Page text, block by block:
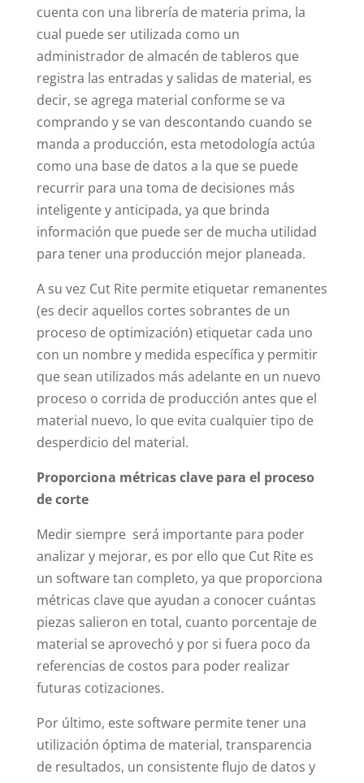
cuenta con una librería de materia prima, la
cual puede ser utilizada como un
administrador de almacén de tableros que
registra las entradas y salidas de material, es
decir, se agrega material conforme se va
comprando y se van descontando cuando se
manda a producción, esta metodología actúa
como una base de datos a la que se puede
recurrir para una toma de decisiones más
inteligente y anticipada, ya que brinda
información que puede ser de mucha utilidad
para tener una producción mejor planeada.
A su vez Cut Rite permite etiquetar remanentes
(es decir aquellos cortes sobrantes de un
proceso de optimización) etiquetar cada uno
con un nombre y medida específica y permitir
que sean utilizados más adelante en un nuevo
proceso o corrida de producción antes que el
material nuevo, lo que evita cualquier tipo de
desperdicio del material.
Proporciona métricas clave para el proceso
de corte
Medir siempre será importante para poder
analizar y mejorar, es por ello que Cut Rite es
un software tan completo, ya que proporciona
métricas clave que ayudan a conocer cuántas
piezas salieron en total, cuanto porcentaje de
material se aprovechó y por si fuera poco da
referencias de costos para poder realizar
futuras cotizaciones.
Por último, este software permite tener una
utilización óptima de material, transparencia
de resultados, un consistente flujo de datos y